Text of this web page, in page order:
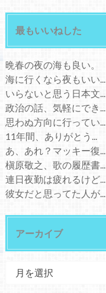
最もいいねした
晩春の夜の海も良い。
海に行くなら夜もいい...
いらないと思う日本文...
政治の話、気軽にでき...
思わぬ方向に行ってい...
11年間、ありがとう...
あ、あれ？マッキー復...
槇原敬之、歌の履歴書...
連日夜勤は疲れるけど...
彼女だと思ってた人が...
アーカイブ